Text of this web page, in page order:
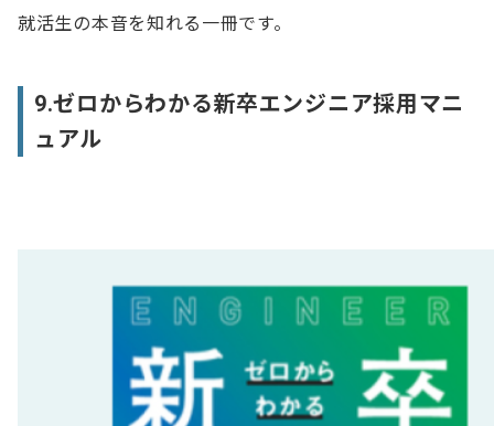
就活生の本音を知れる一冊です。
9.ゼロからわかる新卒エンジニア採用マニ
ュアル